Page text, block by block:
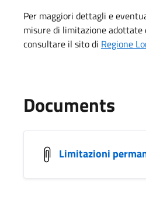
Per maggiori dettagli e
misure di limitazione adottate
consultare il sito di Regione
Documents
Limitazioni